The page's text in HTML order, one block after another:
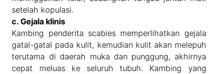
setelah kopulasi.
c. Gejala klinis
Kambing penderita scabies memperlihatkan gejala
gatal-gatal pada kulit, kemudian kulit akan melepuh
terutama di daerah muka dan punggung, akhirnya
cepat meluas ke seluruh tubuh. Kambing yang